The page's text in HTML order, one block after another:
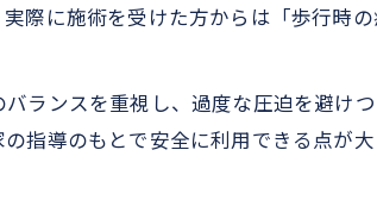
整骨院でおすすめされるテーピング
整骨院テーピングとサポーターどち
整骨院で判断するテーピングとサポ
際に施術を受けた方からは「歩行時
ランスを重視し、過度な圧迫を避け
指導のもとで安全に利用できる点が大